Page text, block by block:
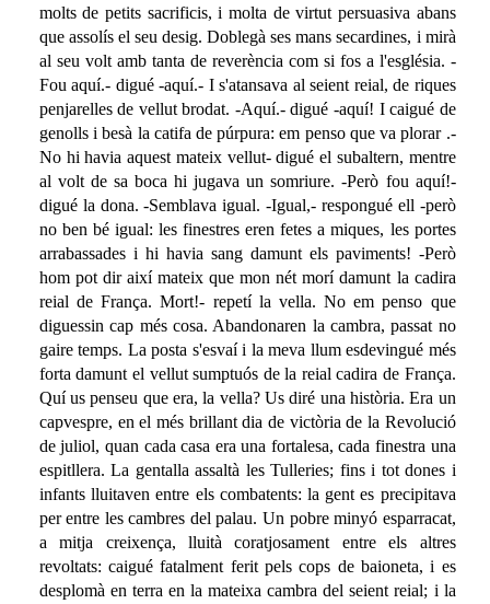
molts de petits sacrificis, i molta de virtut persuasiva abans
que assolís el seu desig. Doblegà ses mans secardines, i mirà
al seu volt amb tanta de reverència com si fos a l'església. -
Fou aquí.- digué -aquí.- I s'atansava al seient reial, de riques
penjarelles de vellut brodat. -Aquí.- digué -aquí! I caigué de
genolls i besà la catifa de púrpura: em penso que va plorar .-
No hi havia aquest mateix vellut- digué el subaltern, mentre
al volt de sa boca hi jugava un somriure. -Però fou aquí!-
digué la dona. -Semblava igual. -Igual,- respongué ell -però
no ben bé igual: les finestres eren fetes a miques, les portes
arrabassades i hi havia sang damunt els paviments! -Però
hom pot dir així mateix que mon nét morí damunt la cadira
reial de França. Mort!- repetí la vella. No em penso que
diguessin cap més cosa. Abandonaren la cambra, passat no
gaire temps. La posta s'esvaí i la meva llum esdevingué més
forta damunt el vellut sumptuós de la reial cadira de França.
Quí us penseu que era, la vella? Us diré una història. Era un
capvespre, en el més brillant dia de victòria de la Revolució
de juliol, quan cada casa era una fortalesa, cada finestra una
espitllera. La gentalla assaltà les Tulleries; fins i tot dones i
infants lluitaven entre els combatents: la gent es precipitava
per entre les cambres del palau. Un pobre minyó esparracat,
a mitja creixença, lluità coratjosament entre els altres
revoltats: caigué fatalment ferit pels cops de baioneta, i es
desplomà en terra en la mateixa cambra del seient reial; i la